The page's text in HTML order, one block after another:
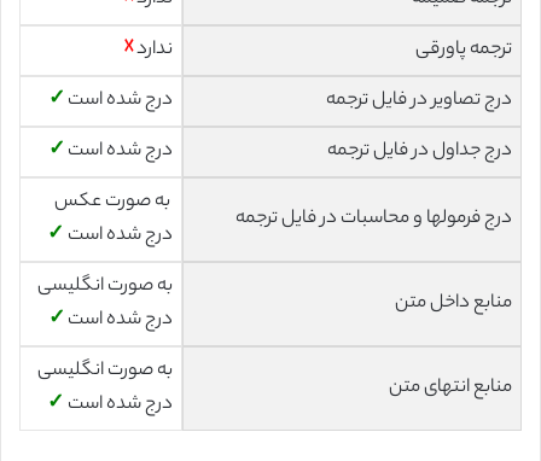
ترجمه پاورقی
ندارد☓
درج تصاویر در فایل ترجمه
درج شده است ✓
درج جداول در فایل ترجمه
درج شده است ✓
درج فرمولها و محاسبات در فایل ترجمه
به صورت عکس
درج شده است ✓
منابع داخل متن
به صورت انگلیسی
درج شده است ✓
منابع انتهای متن
به صورت انگلیسی
درج شده است ✓